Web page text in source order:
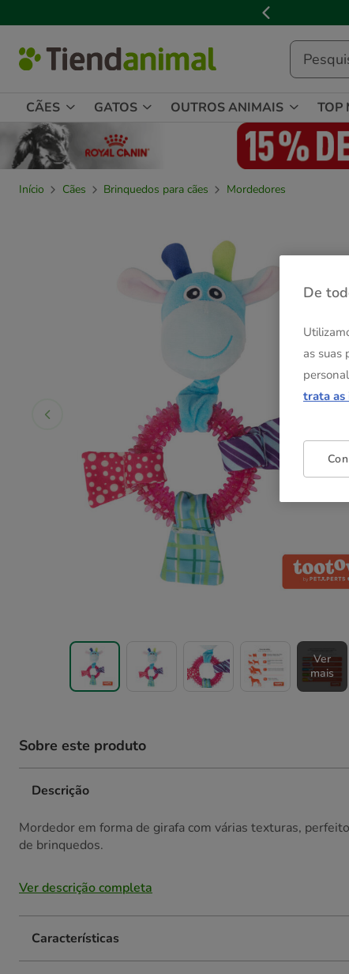
de
mensagem,
CÃES GATOS OUTROS ANIMAIS TOP
Início Cães Brinquedos para cães
Mordedores
Ver
mais
Sobre este produto
Descrição
Mordedor em forma de girafa com várias texturas,
de brinquedos.
Ver descrição completa
Características
De
as suas
trata as